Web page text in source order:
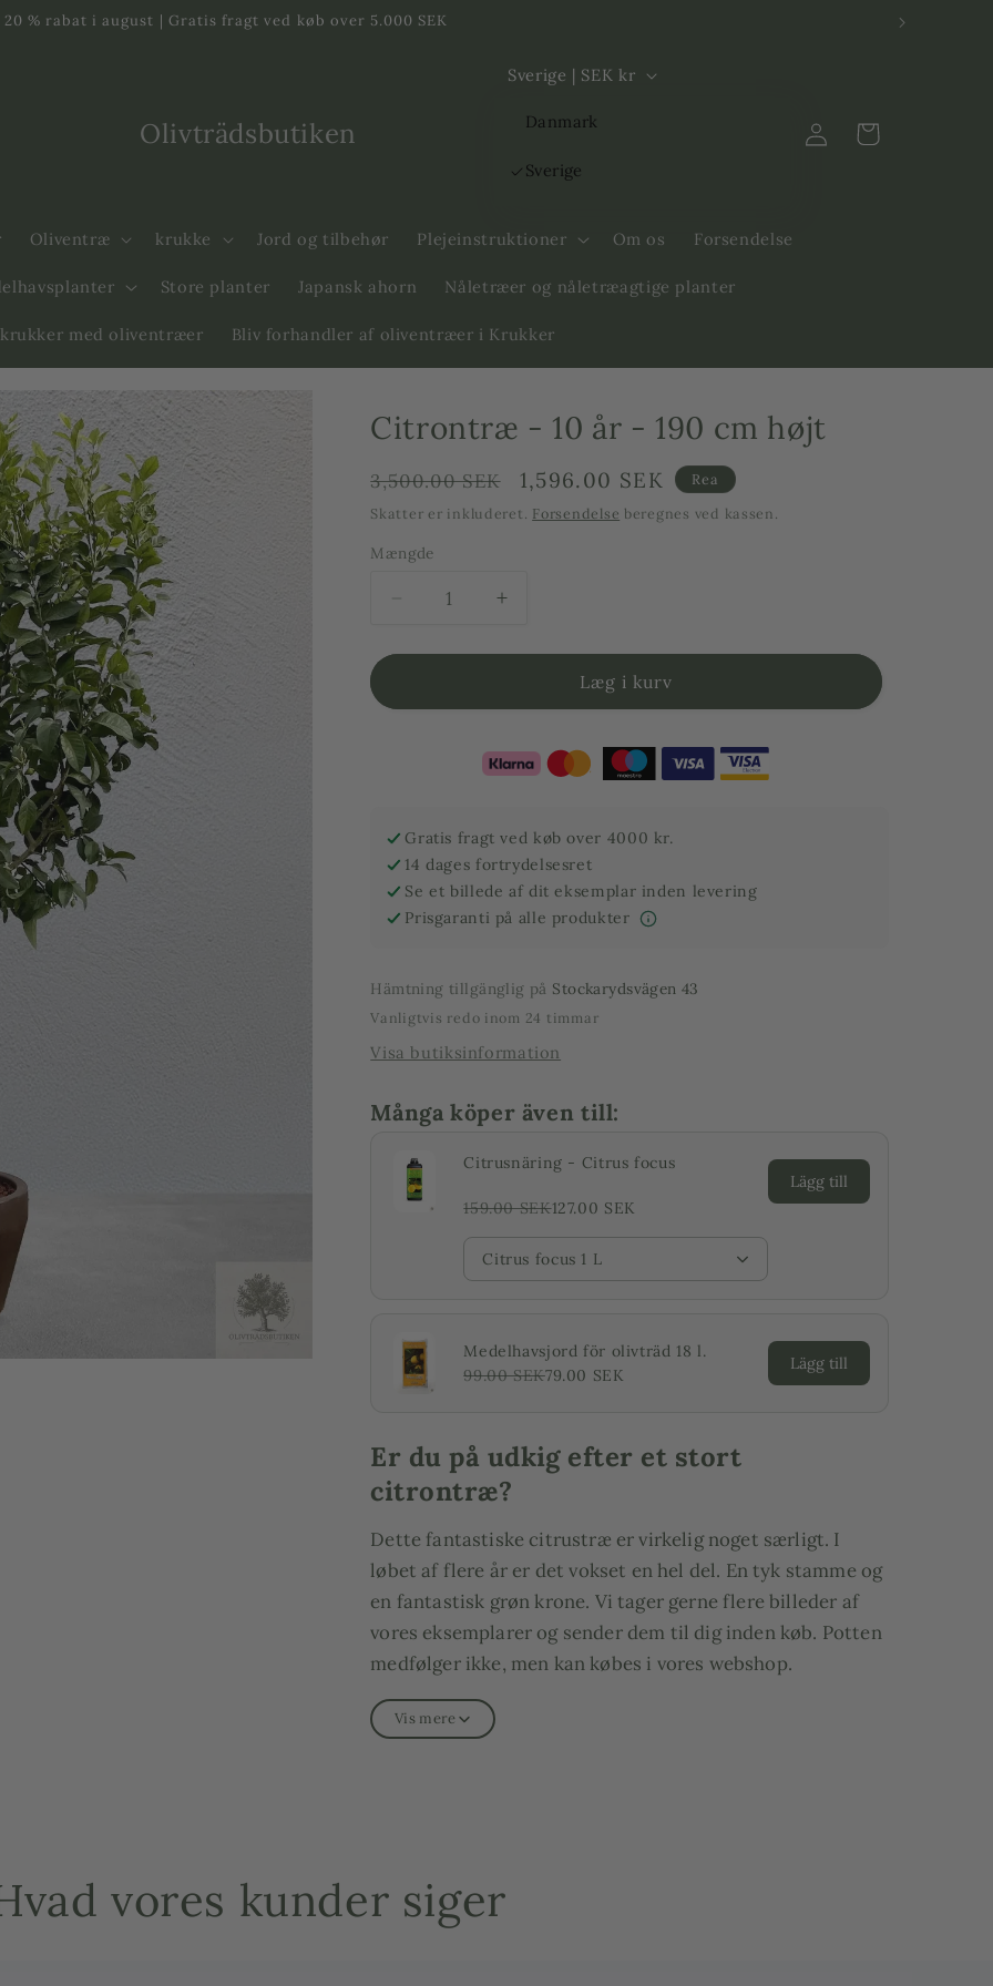
20 % rabat i august | Gratis fragt ved køb over 5.000 SEK
Olivträdsbutiken
Oliventræ krukke Jord og tilbehør Plejeinstruktioner Om os Forsendelse
Store planter Japansk ahorn Nåletræer og nåletræagtige planter
med oliventræer Bliv forhandler af oliventræer i Krukker
L
R
e
i
o
Sverige | SEK kr
Danmark
Sverige
Log
ind
Indkøbskurv
Citrontræ - 10 år - 190 cm højt
Ordinarie
pris
3,500.00 SEK Försäljningspris
1,596.00 SEK
Rea
Skatter er inkluderet. Forsendelse beregnes ved kassen.
Mængde
Reducer
for
-
cm
Forøg
for
Citrontræ
-
år
-
cm
højde
Læg i kurv
Gratis fragt ved køb over 4000 kr.
14 dages fortrydelsesret
Se et billede af dit eksemplar inden levering
Prisgaranti på alle produkter
Hämtning tillgänglig på Stockarydsvägen 43
Vanligtvis redo inom 24 timmar
Visa butiksinformation
Många köper även till:
Citrusnäring - Citrus focus
159.00 SEK127.00 SEK
Citrus focus 1 L
Lägg till
Medelhavsjord för olivträd 18 l.
99.00 SEK79.00 SEK
Lägg till
Er du på udkig efter et stort
citrontræ?
Dette fantastiske citrustræ er virkelig noget særligt. I
løbet af flere år er det vokset en hel del. En tyk stamme og
en fantastisk grøn krone. Vi tager gerne flere billeder af
vores eksemplarer og sender dem til dig inden køb. Potten
medfølger ikke, men kan købes i vores webshop.
Citrustræets højde: ca. 160–190 cm inkl. Krukke
Citrustræets vægt: ca. 30 kg
Vis mere
vores kunder siger